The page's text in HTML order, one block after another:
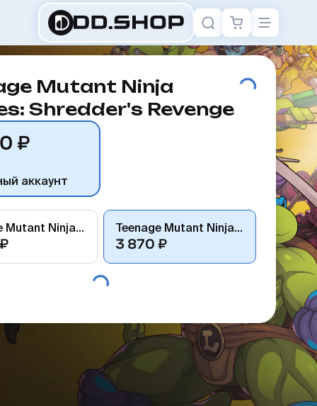
Mutant Ninja
Shredder's Revenge
₽
аккаунт
Teenage Mutant Ninja Turtles: Shredder's Revenge Teenage Mutant Ninja Turtles: Shredder's Revenge
3 870 ₽